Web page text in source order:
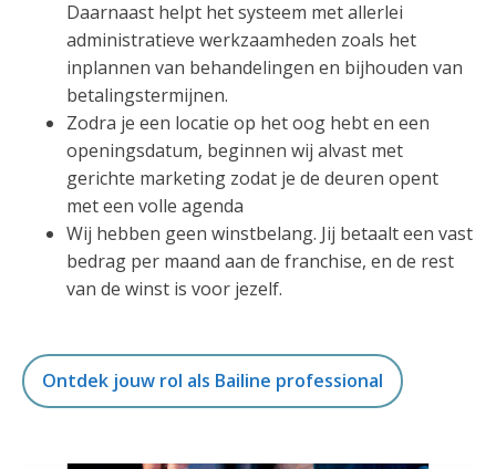
Daarnaast helpt het systeem met allerlei
administratieve werkzaamheden zoals het
inplannen van behandelingen en bijhouden van
betalingstermijnen.
Zodra je een locatie op het oog hebt en een
openingsdatum, beginnen wij alvast met
gerichte marketing zodat je de deuren opent
met een volle agenda
Wij hebben geen winstbelang. Jij betaalt een vast
bedrag per maand aan de franchise, en de rest
van de winst is voor jezelf.
Ontdek jouw rol als Bailine professional